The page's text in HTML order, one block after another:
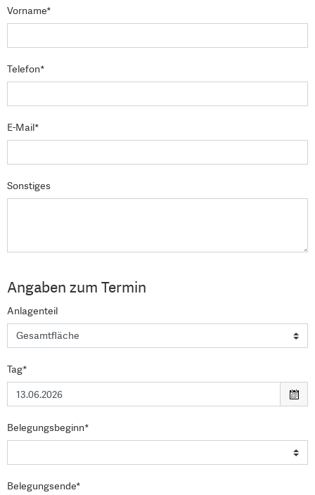
Vorname*
Telefon*
E-Mail*
Sonstiges
Angaben zum Termin
Anlagenteil
Tag*
Belegungsbeginn*
Belegungsende*